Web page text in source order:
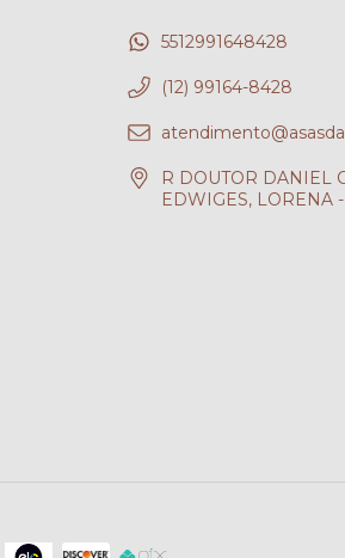
5512991648428
(12) 99164-8428
R DOUTOR DANIEL
EDWIGES, LORENA